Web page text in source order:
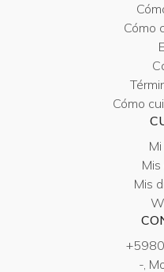
Cómo
Cómo
Mis
-,